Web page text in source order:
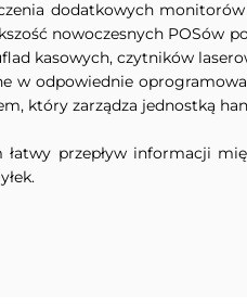
dodatkowych
nowoczesnych POSów
kasowych, czytników
odpowiednie
który zarządza jednostką
przepływ informacji